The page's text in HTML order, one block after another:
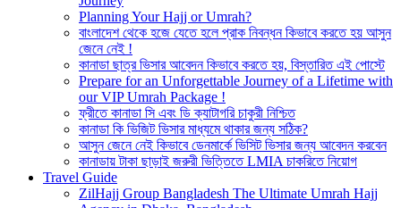
Planning Your Hajj or Umrah?
বাংলাদেশ থেকে হজে যেতে হলে প্রাক নিবন্ধন কিভাবে করতে হয় আসুন
জেনে নেই !
কানাডা ছাত্র ভিসার আবেদন কিভাবে করতে হয়, বিস্তারিত এই পোস্টে
Prepare for an Unforgettable Journey of a Lifetime with
our VIP Umrah Package !
ফ্রীতে কানাডা সি এবং ডি ক্যাটাগরি চাকুরী নিশ্চিত
কানাডা কি ভিজিট ভিসার মাধ্যমে থাকার জন্য সঠিক?
আসুন জেনে নেই কিভাবে ডেনমার্কে ভিসিট ভিসার জন্য আবেদন করবেন
কানাডায় টাকা ছাড়াই জরুরী ভিত্তিতে LMIA চাকরিতে নিয়োগ
Travel Guide
ZilHajj Group Bangladesh The Ultimate Umrah Hajj